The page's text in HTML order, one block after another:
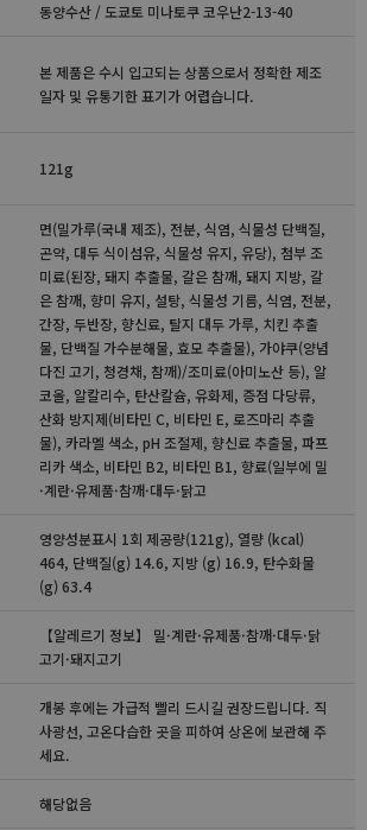
동양수산 / 도쿄토 미나토쿠 코우난2-13-40
본 제품은 수시 입고되는 상품으로서 정확한 제조
일자 및 유통기한 표기가 어렵습니다.
121g
면(밀가루(국내 제조), 전분, 식염, 식물성 단백질,
곤약, 대두 식이섬유, 식물성 유지, 유당), 첨부 조
미료(된장, 돼지 추출물, 갈은 참깨, 돼지 지방, 갈
은 참깨, 향미 유지, 설탕, 식물성 기름, 식염, 전분,
간장, 두반장, 향신료, 탈지 대두 가루, 치킨 추출
물, 단백질 가수분해물, 효모 추출물), 가야쿠(양념
다진 고기, 청경채, 참깨)/조미료(아미노산 등), 알
코올, 알칼리수, 탄산칼슘, 유화제, 증점 다당류,
산화 방지제(비타민 C, 비타민 E, 로즈마리 추출
물), 카라멜 색소, pH 조절제, 향신료 추출물, 파프
리카 색소, 비타민 B2, 비타민 B1, 향료(일부에 밀
·계란·유제품·참깨·대두·닭고
영양성분표시 1회 제공량(121g), 열량 (kcal)
464, 단백질(g) 14.6, 지방 (g) 16.9, 탄수화물
(g) 63.4
【알레르기 정보】 밀·계란·유제품·참깨·대두·닭
고기·돼지고기
개봉 후에는 가급적 빨리 드시길 권장드립니다. 직
사광선, 고온다습한 곳을 피하여 상온에 보관해 주
세요.
해당없음